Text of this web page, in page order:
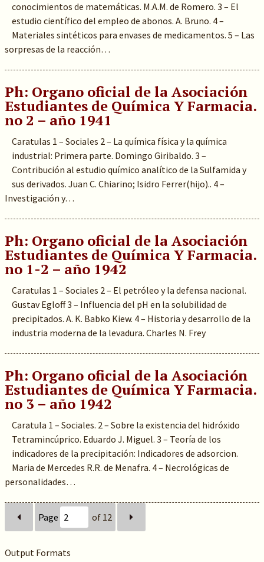
conocimientos de matemáticas. M.A.M. de Romero. 3 – El
estudio científico del empleo de abonos. A. Bruno. 4 –
Materiales sintéticos para envases de medicamentos. 5 – Las
sorpresas de la reacción…
Ph: Organo oficial de la Asociación
Estudiantes de Química Y Farmacia.
no 2 – año 1941
Caratulas 1 – Sociales 2 – La química física y la química
industrial: Primera parte. Domingo Giribaldo. 3 –
Contribución al estudio químico analítico de la Sulfamida y
sus derivados. Juan C. Chiarino; Isidro Ferrer(hijo).. 4 –
Investigación y…
Ph: Organo oficial de la Asociación
Estudiantes de Química Y Farmacia.
no 1-2 – año 1942
Caratulas 1 – Sociales 2 – El petróleo y la defensa nacional.
Gustav Egloff 3 – Influencia del pH en la solubilidad de
precipitados. A. K. Babko Kiew. 4 – Historia y desarrollo de la
industria moderna de la levadura. Charles N. Frey
Ph: Organo oficial de la Asociación
Estudiantes de Química Y Farmacia.
no 3 – año 1942
Caratula 1 – Sociales. 2 – Sobre la existencia del hidróxido
Tetramincúprico. Eduardo J. Miguel. 3 – Teoría de los
indicadores de la precipitación: Indicadores de adsorcion.
Maria de Mercedes R.R. de Menafra. 4 – Necrológicas de
personalidades…
Page of 12
Output Formats